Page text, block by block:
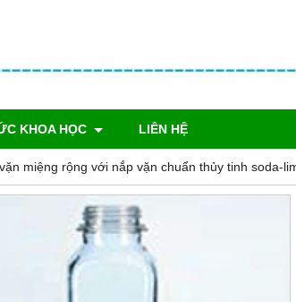
KHOA HỌC LIÊN HỆ
miệng rộng với nắp vặn chuẩn thủy tinh soda-